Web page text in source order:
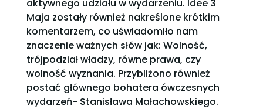
aktywnego udziału w wydarzeniu. Idee 3
Maja zostały również nakreślone krótkim
komentarzem, co uświadomiło nam
znaczenie ważnych słów jak: Wolność,
trójpodział władzy, równe prawa, czy
wolność wyznania. Przybliżono również
postać głównego bohatera ówczesnych
wydarzeń- Stanisława Małachowskiego.